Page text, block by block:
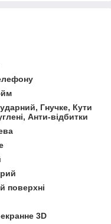
Гнучке, Кути
Анти-відбитки
поверхні
3D